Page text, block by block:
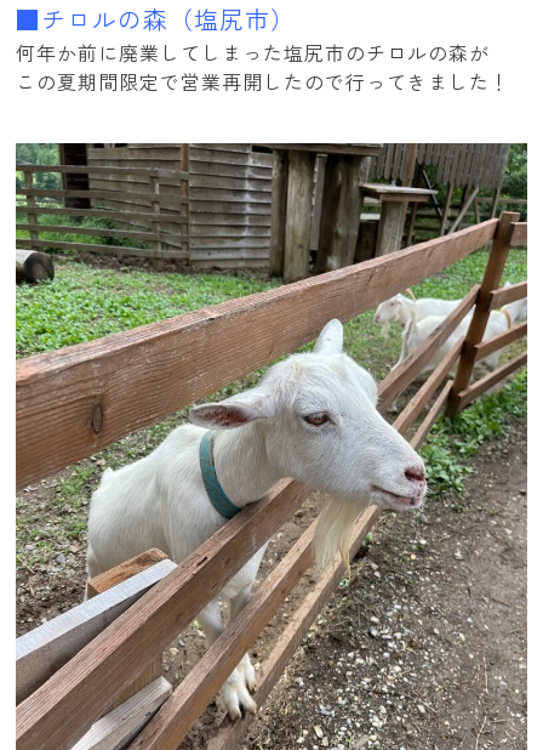
■チロルの森（塩尻市）
何年か前に廃業してしまった塩尻市のチロルの森が
この夏期間限定で営業再開したので行ってきました！